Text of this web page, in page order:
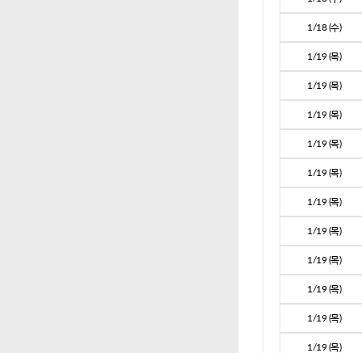
1/18 (수)
1/19 (목)
1/19 (목)
1/19 (목)
1/19 (목)
1/19 (목)
1/19 (목)
1/19 (목)
1/19 (목)
1/19 (목)
1/19 (목)
1/19 (목)